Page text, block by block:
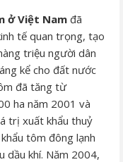
ở Việt Nam đã
tế quan trọng, tạo
triệu người dân
kể cho đất nước
đã tăng từ
ha năm 2001 và
trị xuất khẩu thuỷ
tôm đông lạnh
dầu khí. Năm 2004,